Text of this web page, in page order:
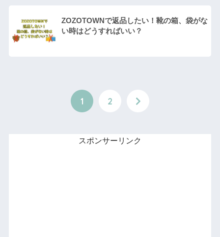
ZOZOTOWNで返品したい！靴の箱、袋がな
い時はどうすればいい？
1 2
スポンサーリンク